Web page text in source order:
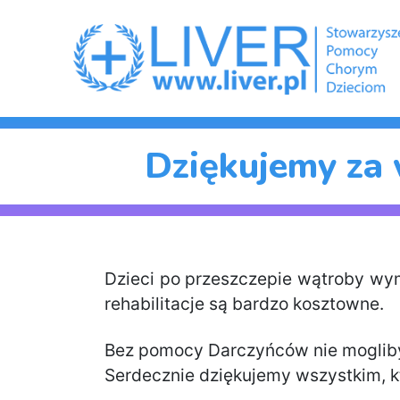
Dziękujemy
Dzieci po przeszczepie wątroby
rehabilitacje są bardzo kosztowne.
Bez pomocy Darczyńców nie
Serdecznie dziękujemy wszystkim,